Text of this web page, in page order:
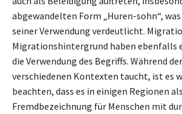
abgewandelten Form „Huren-sohn“,
seiner Verwendung verdeutlicht.
Migrationshintergrund haben ebenfalls
die Verwendung des Begriffs. Während
verschiedenen Kontexten taucht, ist es
beachten, dass es in einigen Regionen als
Fremdbezeichnung für Menschen mit